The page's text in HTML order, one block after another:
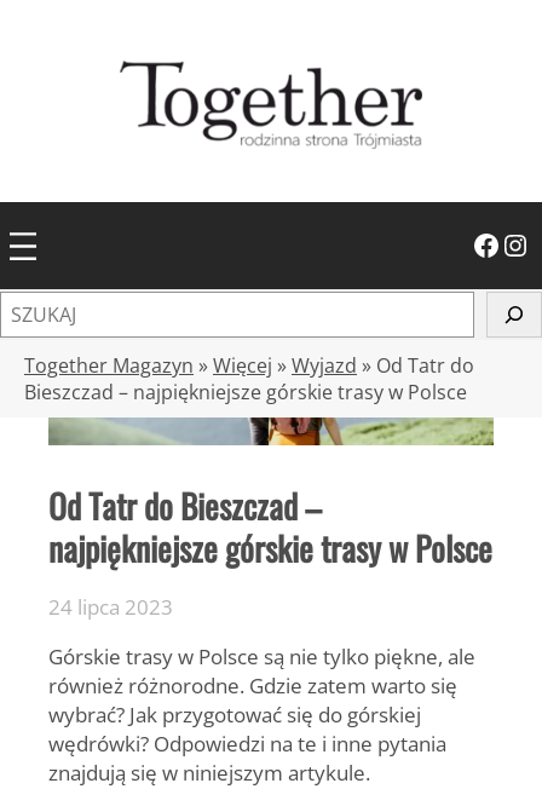
Facebook Instagram
z
Together Magazyn »Więcej »Wyjazd » Od Tatr do
Bieszczad – najpiękniejsze górskie trasy w Polsce
Od Tatr do Bieszczad –
najpiękniejsze górskie trasy w Polsce
24 lipca 2023
Górskie trasy w Polsce są nie tylko piękne, ale
również różnorodne. Gdzie zatem warto się
wybrać? Jak przygotować się do górskiej
wędrówki? Odpowiedzi na te i inne pytania
znajdują się w niniejszym artykule.